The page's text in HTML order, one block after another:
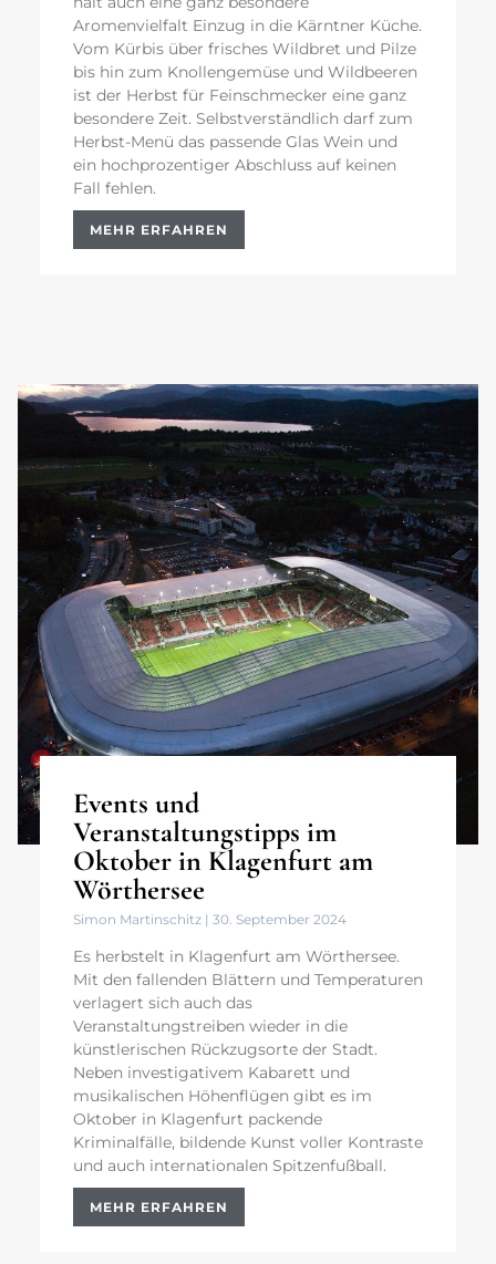
Aromenvielfalt Einzug in die Kärntner Küche.
Vom Kürbis über frisches Wildbret und Pilze
bis hin zum Knollengemüse und Wildbeeren
ist der Herbst für Feinschmecker eine ganz
besondere Zeit. Selbstverständlich darf zum
Herbst-Menü das passende Glas Wein und
ein hochprozentiger Abschluss auf keinen
Fall fehlen.
MEHR ERFAHREN
Events und
Veranstaltungstipps im
Oktober in Klagenfurt am
Wörthersee
Simon Martinschitz 30. September 2024
Es herbstelt in Klagenfurt am Wörthersee.
Mit den fallenden Blättern und Temperaturen
verlagert sich auch das
Veranstaltungstreiben wieder in die
künstlerischen Rückzugsorte der Stadt.
Neben investigativem Kabarett und
musikalischen Höhenflügen gibt es im
Oktober in Klagenfurt packende
Kriminalfälle, bildende Kunst voller Kontraste
und auch internationalen Spitzenfußball.
MEHR ERFAHREN